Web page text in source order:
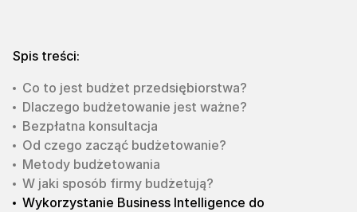
Spis treści:
Co to jest budżet przedsiębiorstwa?
Dlaczego budżetowanie jest ważne?
Bezpłatna konsultacja
Od czego zacząć budżetowanie?
Metody budżetowania
W jaki sposób firmy budżetują?
Wykorzystanie Business Intelligence do